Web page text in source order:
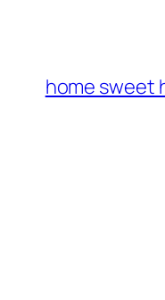
home sweet